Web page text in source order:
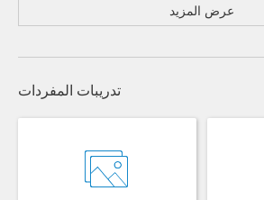
عرض المزيد
تدريبات المفردات